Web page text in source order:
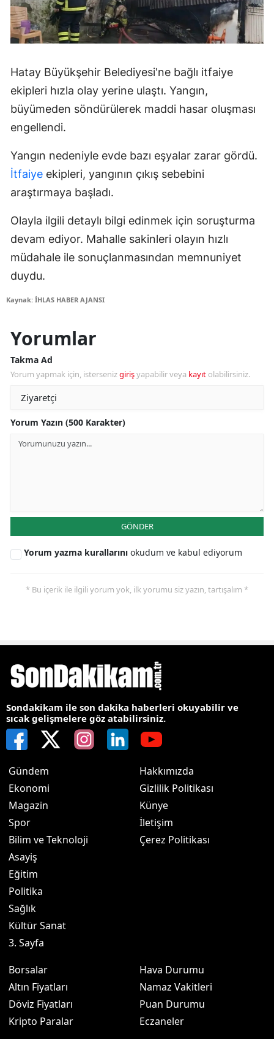
Hatay Büyükşehir Belediyesi'ne bağlı itfaiye
ekipleri hızla olay yerine ulaştı. Yangın,
büyümeden söndürülerek maddi hasar oluşması
engellendi.
Yangın nedeniyle evde bazı eşyalar zarar gördü.
İtfaiye ekipleri, yangının çıkış sebebini
araştırmaya başladı.
Olayla ilgili detaylı bilgi edinmek için soruşturma
devam ediyor. Mahalle sakinleri olayın hızlı
müdahale ile sonuçlanmasından memnuniyet
duydu.
Kaynak: İHLAS HABER AJANSI
Yorumlar
Takma Ad
Yorum yapmak için, istersenizgirişyapabilir veya kayıt olabilirsiniz.
Yorum Yazın (500 Karakter)
GÖNDER
Yorum yazma kurallarını okudum ve kabul ediyorum
* Bu içerik ile ilgili yorum yok, ilk yorumu siz yazın, tartışalım *
Sondakikam ile son dakika haberleri okuyabilir ve
sıcak gelişmelere göz atabilirsiniz.
Gündem
Ekonomi
Magazin
Spor
Bilim ve Teknoloji
Asayiş
Eğitim
Politika
Sağlık
Kültür Sanat
3. Sayfa
Hakkımızda
Gizlilik Politikası
Künye
İletişim
Çerez Politikası
Borsalar
Altın Fiyatları
Döviz Fiyatları
Kripto Paralar
Hava Durumu
Namaz Vakitleri
Puan Durumu
Eczaneler